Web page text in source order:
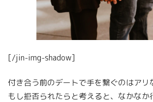
[/jin-img-shadow]
付き合う前のデートで手を繋ぐのはアリ
もし拒否られたらと考えると、なかなか